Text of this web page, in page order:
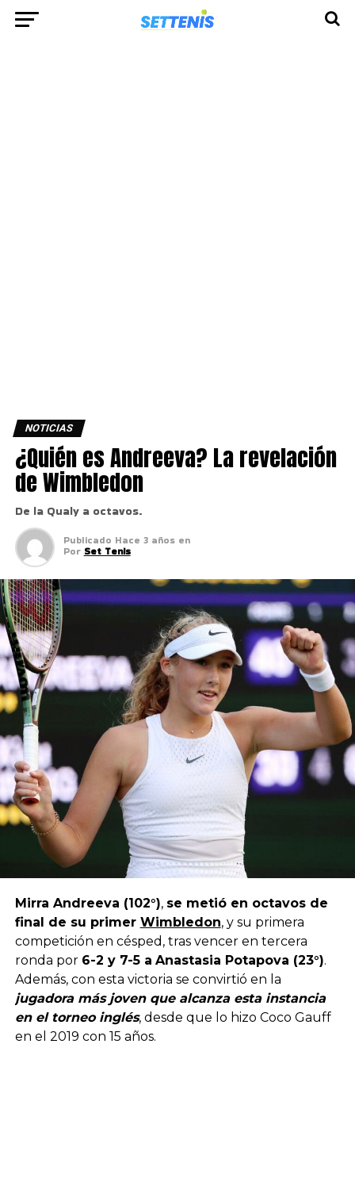
NOTICIAS
¿Quién es Andreeva? La revelación
de Wimbledon
De la Qualy a octavos.
Publicado Hace 3 años en
Por Set Tenis
Mirra Andreeva (102°), se metió en octavos de
final de su primer Wimbledon, y su primera
competición en césped, tras vencer en tercera
ronda por 6-2 y 7-5 a Anastasia Potapova (23°).
Además, con esta victoria se convirtió en la
jugadora más joven que alcanza esta instancia
en el torneo inglés, desde que lo hizo Coco Gauff
en el 2019 con 15 años.